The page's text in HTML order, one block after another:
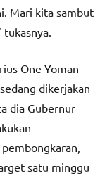
Mari kita sambut
One Yoman
dikerjakan
dia Gubernur
satu minggu